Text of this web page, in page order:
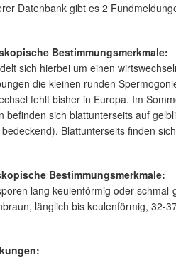
Datenbank gibt es 2
Bestimmungsmerkmale:
sich hierbei um einen
die kleinen runden
fehlt bisher in Europa. Im
befinden sich blattunterseits auf
Blattunterseits finden
Bestimmungsmerkmale:
lang keulenförmig oder
länglich bis keulenförmig, 32-